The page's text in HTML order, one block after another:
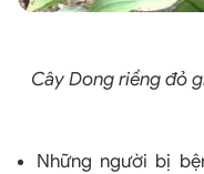
Cây Dong riềng đỏ
Những người bị